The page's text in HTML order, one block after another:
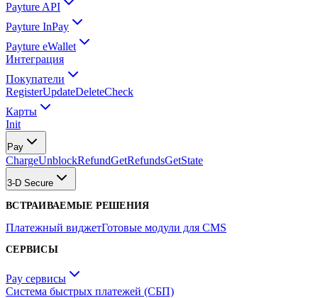
Payture API
Payture InPay
Payture eWallet
Интеграция
Покупатели
RegisterUpdateDeleteCheck
Карты
Init
Pay
ChargeUnblockRefundGetRefundsGetState
3-D Secure
ВСТРАИВАЕМЫЕ РЕШЕНИЯ
Платежный виджетГотовые модули для CMS
СЕРВИСЫ
Pay сервисы
Система быстрых платежей (СБП)